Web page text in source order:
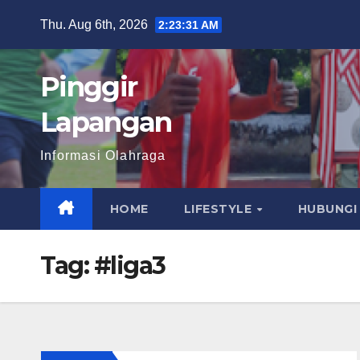
content
Thu. Aug 6th, 2026 2:23:32 AM
Pinggir
Lapangan
Informasi Olahraga
HOME LIFESTYLE
Tag:#liga3